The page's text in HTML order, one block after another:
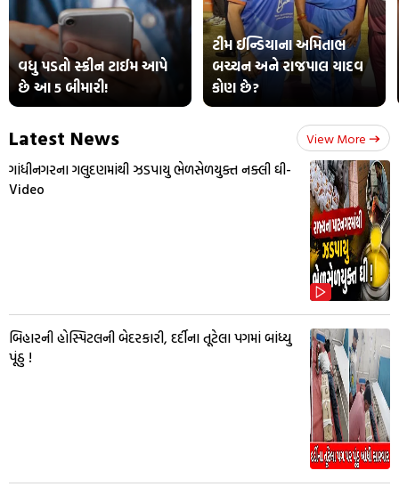
વધુ પડતો સ્ક્રીન ટાઈમ આપે
છે આ 5 બીમારી!
ટીમ ઈન્ડિયાના અમિતાભ
બચ્ચન અને રાજપાલ યાદવ
કોણ છે?
Latest News View More
ગાંધીનગરના ગલુદણમાંથી ઝડપાયુ ભેળસેળયુક્ત નક્લી ઘી-
Video
બિહારની હોસ્પિટલની બેદરકારી, દર્દીના તૂટેલા પગમાં બાંધ્યુ
પૂંઠુ !